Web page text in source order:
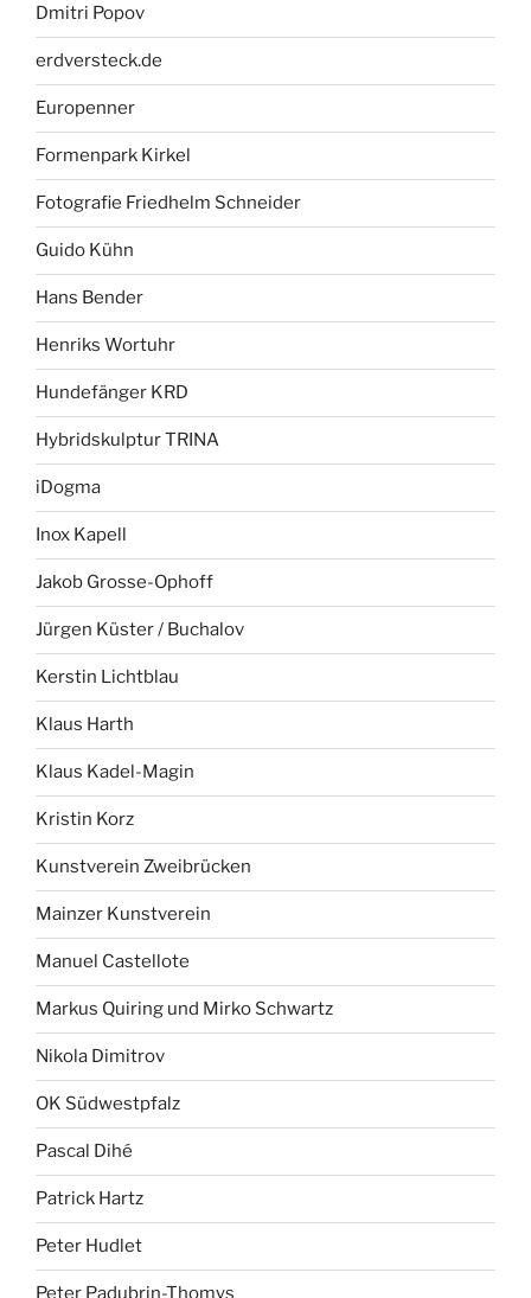
Dmitri Popov
erdversteck.de
Europenner
Formenpark Kirkel
Fotografie Friedhelm Schneider
Guido Kühn
Hans Bender
Henriks Wortuhr
Hundefänger KRD
Hybridskulptur TRINA
iDogma
Inox Kapell
Jakob Grosse-Ophoff
Jürgen Küster / Buchalov
Kerstin Lichtblau
Klaus Harth
Klaus Kadel-Magin
Kristin Korz
Kunstverein Zweibrücken
Mainzer Kunstverein
Manuel Castellote
Markus Quiring und Mirko Schwartz
Nikola Dimitrov
OK Südwestpfalz
Pascal Dihé
Patrick Hartz
Peter Hudlet
Peter Padubrin-Thomys